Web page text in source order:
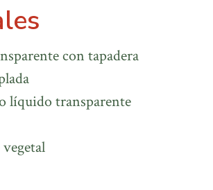
con tapadera
líquido transparente